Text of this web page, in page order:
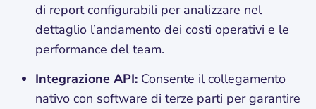
di report configurabili per analizzare nel
dettaglio l’andamento dei costi operativi e le
performance del team.
Integrazione API: Consente il collegamento
nativo con software di terze parti per garantire